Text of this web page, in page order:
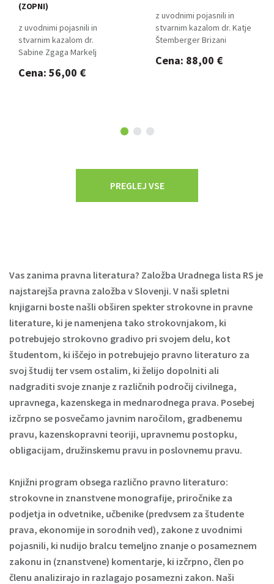
(ZOPNI)
z uvodnimi pojasnili in
stvarnim kazalom dr.
Sabine Zgaga Markelj
Cena: 56,00 €
z uvodnimi pojasnili in
stvarnim kazalom dr. Katje
Štemberger Brizani
Cena: 88,00 €
PREGLEJ VSE
Vas zanima pravna literatura? Založba Uradnega lista RS je
najstarejša pravna založba v Slovenji. V naši spletni
knjigarni boste našli obširen spekter strokovne in pravne
literature, ki je namenjena tako strokovnjakom, ki
potrebujejo strokovno gradivo pri svojem delu, kot
študentom, ki iščejo in potrebujejo pravno literaturo za
svoj študij ter vsem ostalim, ki želijo dopolniti ali
nadgraditi svoje znanje z različnih področij civilnega,
upravnega, kazenskega in mednarodnega prava. Posebej
izčrpno se posvečamo javnim naročilom, gradbenemu
pravu, kazenskopravni teoriji, upravnemu postopku,
obligacijam, družinskemu pravu in poslovnemu pravu.
Knjižni program obsega različno pravno literaturo:
strokovne in znanstvene monografije, priročnike za
podjetja in odvetnike, učbenike (predvsem za študente
prava, ekonomije in sorodnih ved), zakone z uvodnimi
pojasnili, ki nudijo bralcu temeljno znanje o posameznem
zakonu in (znanstvene) komentarje, ki izčrpno, člen po
členu analizirajo in razlagajo posamezni zakon. Naši